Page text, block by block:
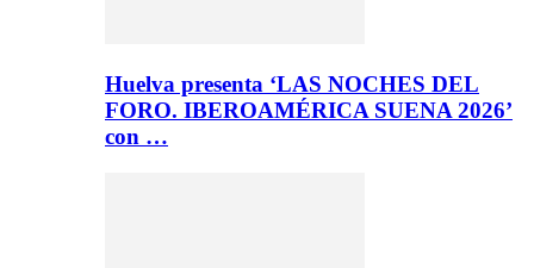
Huelva presenta ‘LAS NOCHES DEL
FORO. IBEROAMÉRICA SUENA 2026’
con …